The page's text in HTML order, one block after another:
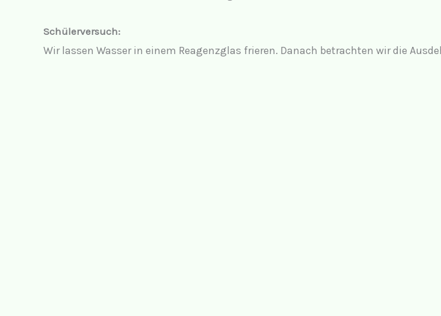
Schülerversuch:
Wir lassen Wasser in einem Reagenzglas frieren. Danach betrachten wir die